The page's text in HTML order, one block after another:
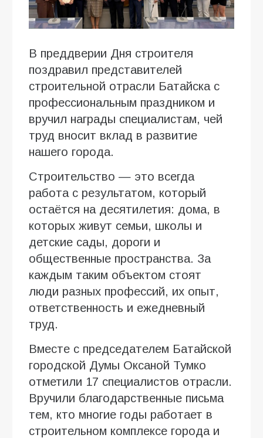
В преддверии Дня строителя
поздравил представителей
строительной отрасли Батайска с
профессиональным праздником и
вручил награды специалистам, чей
труд вносит вклад в развитие
нашего города.
Строительство — это всегда
работа с результатом, который
остаётся на десятилетия: дома, в
которых живут семьи, школы и
детские сады, дороги и
общественные пространства. За
каждым таким объектом стоят
люди разных профессий, их опыт,
ответственность и ежедневный
труд.
Вместе с председателем Батайской
городской Думы Оксаной Тумко
отметили 17 специалистов отрасли.
Вручили благодарственные письма
тем, кто многие годы работает в
строительном комплексе города и